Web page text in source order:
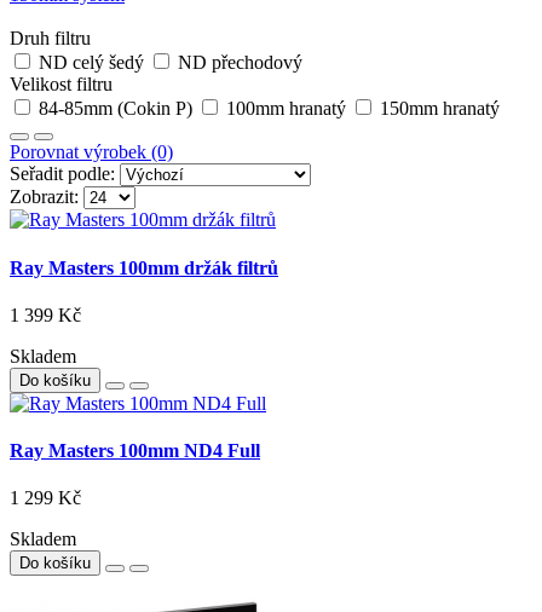
Druh filtru
ND celý šedý
ND přechodový
Velikost filtru
84-85mm (Cokin P)
100mm hranatý 150mm hranatý
Porovnat výrobek (0)
Seřadit podle:
Zobrazit:
Ray Masters 100mm držák filtrů
1 399 Kč
Skladem
Do košíku
Ray Masters 100mm ND4 Full
1 299 Kč
Skladem
Do košíku